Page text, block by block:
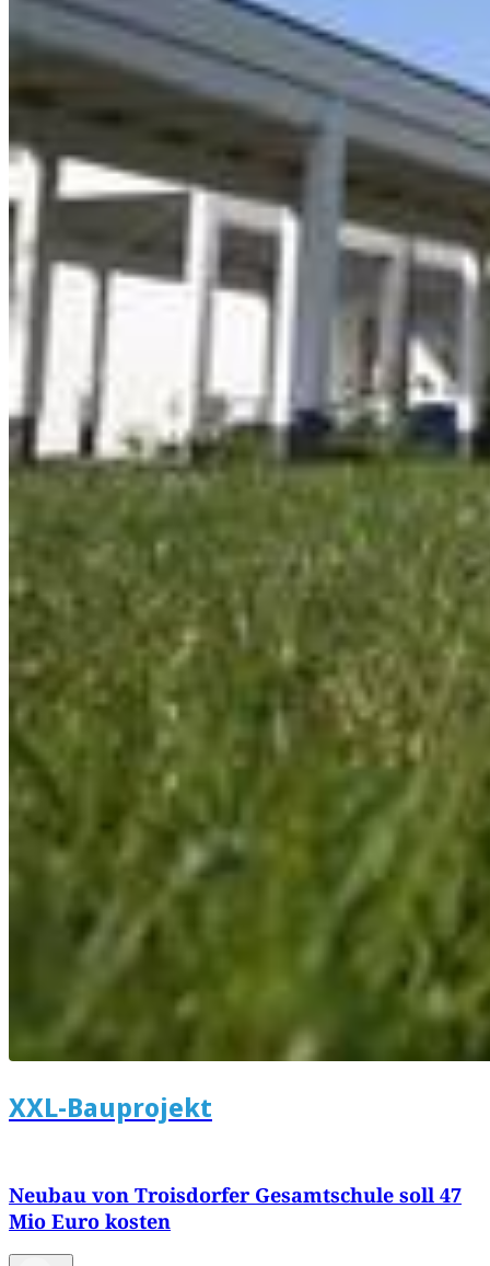
XXL-Bauprojekt
Neubau von Troisdorfer Gesamtschule soll 47
Mio Euro kosten